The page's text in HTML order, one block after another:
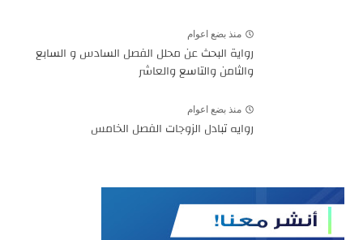
منذ بضع اعوام
رواية البحث عن محلل الفصل السادس و السابع
والثامن والتاسع والعاشر
منذ بضع اعوام
روايه تبادل الزوجات الفصل الخامس